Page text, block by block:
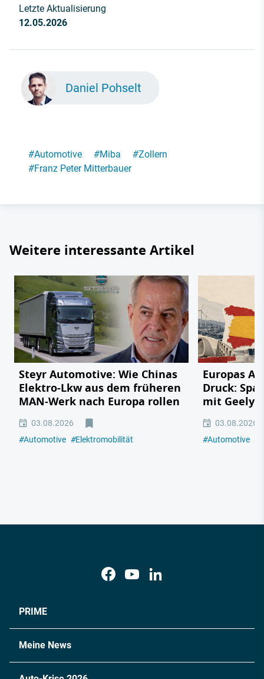
Letzte Aktualisierung
12.05.2026
Daniel Pohselt
#Automotive #Miba #Zollern
#Franz Peter Mitterbauer
Weitere interessante Artikel
Steyr Automotive: Wie Chinas
Elektro-Lkw aus dem früheren
MAN-Werk nach Europa rollen
03.08.2026
#Automotive #Elektromobilität
Europas
Druck:
mit Geely,
03.08.2026
#Automotive
PRIME
Meine News